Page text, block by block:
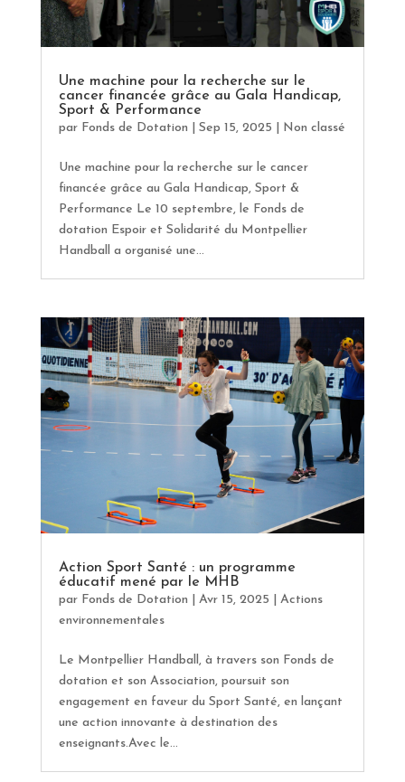
Une machine pour la recherche sur le
cancer financée grâce au Gala Handicap,
Sport & Performance
par Fonds de Dotation Sep 15, 2025 Non classé
Une machine pour la recherche sur le cancer
financée grâce au Gala Handicap, Sport &
Performance Le 10 septembre, le Fonds de
dotation Espoir et Solidarité du Montpellier
Handball a organisé une...
Action Sport Santé : un programme
éducatif mené par le MHB
par Fonds de Dotation Avr 15, 2025
Actions
environnementales
Le Montpellier Handball, à travers son Fonds de
dotation et son Association, poursuit son
engagement en faveur du Sport Santé, en lançant
une action innovante à destination des
enseignants.Avec le...